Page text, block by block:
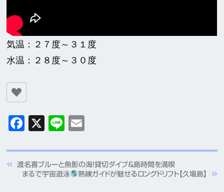
気温：２７度～３１度
水温：２８度～３０度
Facebook
X Line
渡名喜ブルーと魚影の海！貸切ダイブ＆島時間を満喫
まるで宇宙遊泳
熟練ガイドが魅せるロングドリフト【久場島】